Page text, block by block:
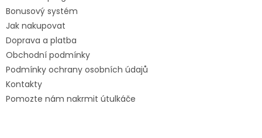
Bonusový systém
Jak nakupovat
Doprava a platba
Obchodní podmínky
Podmínky ochrany osobních údajů
Kontakty
Pomozte nám nakrmit útulkáče